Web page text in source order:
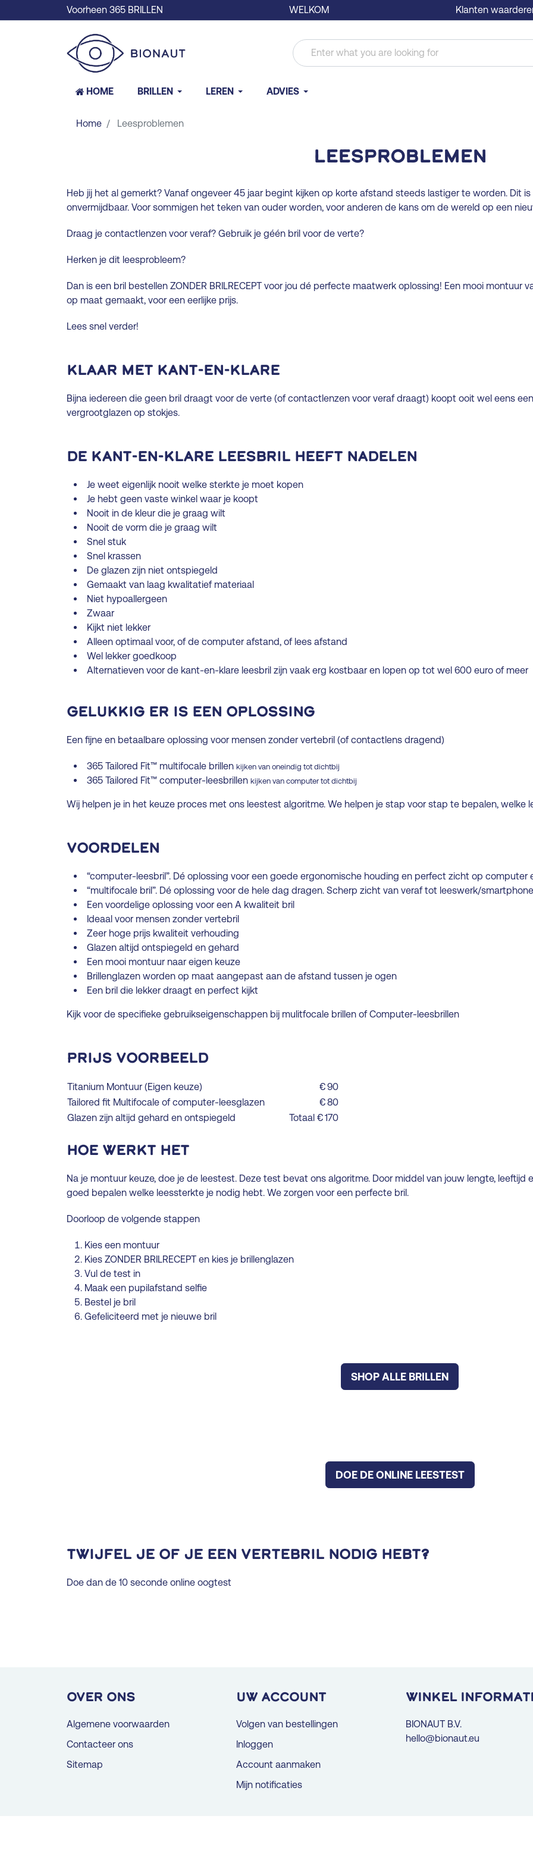
Voorheen 365 BRILLEN WELKOM Klanten
HOME BRILLEN LEREN ADVIES
Home Leesproblemen
Leesproblemen
Heb jij het al gemerkt? Vanaf ongeveer 45 jaar begint kijken op korte afstand steeds lastiger te worden. Dit
onvermijdbaar. Voor sommigen het teken van ouder worden, voor anderen de kans om de wereld op een
Draag je contactlenzen voor veraf? Gebruik je géén bril voor de verte?
Herken je dit leesprobleem?
Dan is een bril bestellen ZONDER BRILRECEPT voor jou dé perfecte maatwerk oplossing! Een mooi
op maat gemaakt, voor een eerlijke prijs.
Lees snel verder!
Klaar met kant-en-klare
Bijna iedereen die geen bril draagt voor de verte (of contactlenzen voor veraf draagt) koopt ooit wel eens
vergrootglazen op stokjes.
De kant-en-klare leesbril heeft nadelen
Je weet eigenlijk nooit welke sterkte je moet kopen
Je hebt geen vaste winkel waar je koopt
Nooit in de kleur die je graag wilt
Nooit de vorm die je graag wilt
Snel stuk
Snel krassen
De glazen zijn niet ontspiegeld
Gemaakt van laag kwalitatief materiaal
Niet hypoallergeen
Zwaar
Kijkt niet lekker
Alleen optimaal voor, of de computer afstand, of lees afstand
Wel lekker goedkoop
Alternatieven voor de kant-en-klare leesbril zijn vaak erg kostbaar en lopen op tot wel 600 euro of meer
Gelukkig er is een oplossing
Een fijne en betaalbare oplossing voor mensen zonder vertebril (of contactlens dragend)
365 Tailored Fit™ multifocale brillen kijken van oneindig tot dichtbij
365 Tailored Fit™ computer-leesbrillen kijken van computer tot dichtbij
Wij helpen je in het keuze proces met ons leestest algoritme. We helpen je stap voor stap te bepalen, welke
Voordelen
“computer-leesbril”. Dé oplossing voor een goede ergonomische houding en perfect zicht op
“multifocale bril”. Dé oplossing voor de hele dag dragen. Scherp zicht van veraf tot leeswerk/smartphone
Een voordelige oplossing voor een A kwaliteit bril
Ideaal voor mensen zonder vertebril
Zeer hoge prijs kwaliteit verhouding
Glazen altijd ontspiegeld en gehard
Een mooi montuur naar eigen keuze
Brillenglazen worden op maat aangepast aan de afstand tussen je ogen
Een bril die lekker draagt en perfect kijkt
Kijk voor de specifieke gebruikseigenschappen bij mulitfocale brillen ofComputer-leesbrillen
Prijs voorbeeld
Titanium Montuur (Eigen keuze)
€ 90
Tailored fit Multifocale of computer-leesglazen
€ 80
Glazen zijn altijd gehard en ontspiegeld
Totaal € 170
Hoe werkt het
Na je montuur keuze, doe je de leestest. Deze test bevat ons algoritme. Door middel van jouw lengte,
goed bepalen welke leessterkte je nodig hebt. We zorgen voor een perfecte bril.
Doorloop de volgende stappen
Kies een montuur
Kies ZONDER BRILRECEPT en kies je brillenglazen
Vul de test in
Maak een pupilafstand selfie
Bestel je bril
Gefeliciteerd met je nieuwe bril
SHOP ALLE BRILLEN
DOE DE ONLINE LEESTEST
Twijfel je of je een vertebril nodig hebt?
Doe dan de 10 seconde online oogtest
OVER ONS
Algemene voorwaarden
Contacteer ons
Sitemap
Uw account
Volgen van bestellingen
Inloggen
Account aanmaken
Mijn notificaties
Winkel
BIONAUT B.V.
hello@bionaut.eu